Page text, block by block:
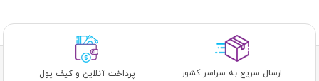
ارسال سریع به سراسر کشور پرداخت آنلاین و کیف پول